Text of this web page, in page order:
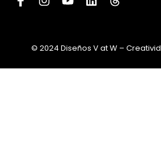
© 2024 Diseños V at W –